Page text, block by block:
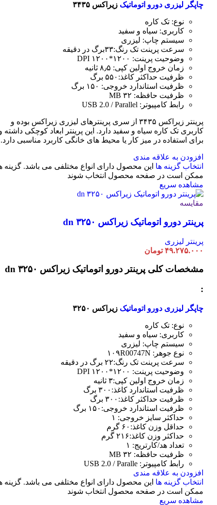
چاپگر لیزری دورو اتوماتیک زیراکس ۳۴۳۵
نوع: تک کاره
کاربری: سیاه و سفید
سیستم چاپ: لیزری
سرعت پرینت تک رنگ:۳۳برگ در دقیقه
وضوحیت پرینت: ۱۲۰۰*۱۲۰۰ DPI
زمان خروج اولین کپی: ۸٫۵ ثانیه
ظرفیت حداکثر کاغذ:۵۵۰ برگ
ظرفیت استاندارد خروجی: ۱۵۰ برگ
ظرفیت حافظه: ۳۲ MB
رابط کامپیوتر: USB 2.0 / Parallel
پرینتر زیراکس ۳۴۳۵ از سری پرینترهای لیزری زیراکس بوده و
کاربری تک کاره سیاه و سفید دارد. این پرینتر ابعاد کوچکی داشته
برای استفاده در میز کار یا محیط های خانگی کاربرد مناسبی دارد.
افزودن به علاقه مندی
انتخاب گزینه ها این محصول دارای انواع مختلفی می باشد. گزینه
ممکن است در صفحه محصول انتخاب شوند
مشاهده سریع
مقایسه
پرینتر دورو اتوماتیک زیراکس dn ۳۲۵۰
پرینتر لیزری
۴۹.۲۷۵.۰۰۰ تومان
مشخصات کلی پرینتر دورو اتوماتیک زیراکس dn ۳۲۵۰
:
چاپگر لیزری دورو اتوماتیک زیراکس ۳۲۵۰
نوع: تک کاره
کاربری: سیاه و سفید
سیستم چاپ: لیزری
نوع جوهر: ۱۰۹R00747N
سرعت پرینت تک رنگ:۲۲ برگ در دقیقه
وضوحیت پرینت: ۱۲۰۰*۱۲۰۰ DPI
زمان خروج اولین کپی:۳ ثانیه
ظرفیت استاندارد کاغذ:۳۰۰ برگ
ظرفیت حداکثر کاغذ:۳۰۰ برگ
ظرفیت استاندارد خروجی:۱۵۰ برگ
حداکثر سایز خروجی: ۱
حداقل وزن کاغذ:۶۰ گرم
حداکثر وزن کاغذ:۲۱۶ گرم
تعداد هد/کارتریج: ۱
ظرفیت حافظه: ۳۲ MB
رابط کامپیوتر: USB 2.0 / Paralle
افزودن به علاقه مندی
انتخاب گزینه ها این محصول دارای انواع مختلفی می باشد. گزینه
ممکن است در صفحه محصول انتخاب شوند
مشاهده سریع